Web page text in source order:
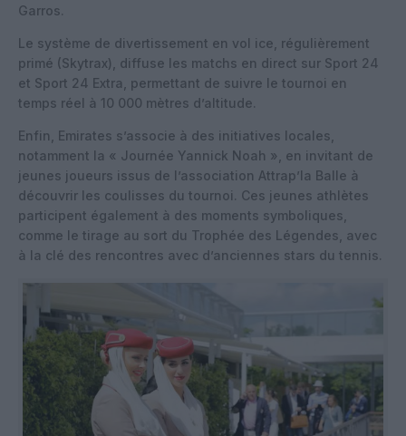
Garros.
Le système de divertissement en vol ice, régulièrement
primé (Skytrax), diffuse les matchs en direct sur Sport 24
et Sport 24 Extra, permettant de suivre le tournoi en
temps réel à 10 000 mètres d’altitude.
Enfin, Emirates s’associe à des initiatives locales,
notamment la « Journée Yannick Noah », en invitant de
jeunes joueurs issus de l’association Attrap’la Balle à
découvrir les coulisses du tournoi. Ces jeunes athlètes
participent également à des moments symboliques,
comme le tirage au sort du Trophée des Légendes, avec
à la clé des rencontres avec d’anciennes stars du tennis.